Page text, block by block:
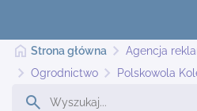
Strona główna Agencja
Ogrodnictwo
Polskowola